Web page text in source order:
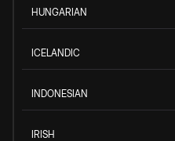
HUNGARIAN
ICELANDIC
INDONESIAN
IRISH